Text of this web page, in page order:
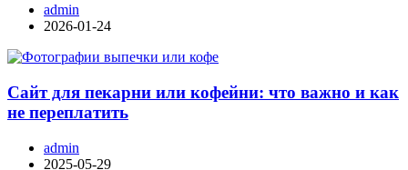
admin
2026-01-24
Сайт для пекарни или кофейни: что важно и как
не переплатить
admin
2025-05-29